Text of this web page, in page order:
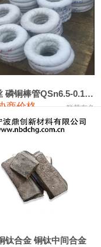
88,000 1,000
17,500 0
19,000 100
18,100 100
9,700
10,400
12,300 0
磷铜丝 磷铜棒管QSn6.5-0.1 7-0.2 8-0.3
商价格 联荣有色
钛合金 铜钛中间合金